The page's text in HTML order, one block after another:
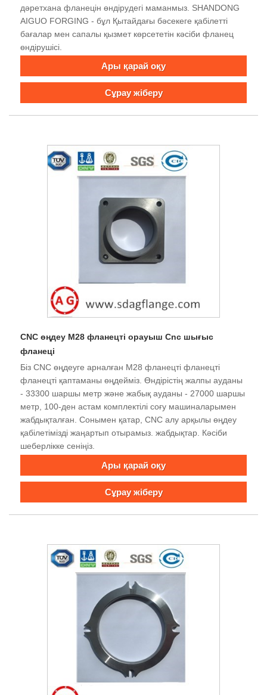
дәретхана фланецін өндірудегі маманмыз. SHANDONG
AIGUO FORGING - бұл Қытайдағы бәсекеге қабілетті
бағалар мен сапалы қызмет көрсететін кәсіби фланец
өндірушісі.
Ары қарай оқу
Сұрау жіберу
CNC өңдеу M28 фланецті орауыш Cnc шығыс
фланеці
Біз CNC өңдеуге арналған M28 фланецті фланецті
фланецті қаптаманы өңдейміз. Өндірістің жалпы ауданы
- 33300 шаршы метр және жабық ауданы - 27000 шаршы
метр, 100-ден астам комплектілі соғу машиналарымен
жабдықталған. Сонымен қатар, CNC алу арқылы өңдеу
қабілетімізді жаңартып отырамыз. жабдықтар. Кәсіби
шеберлікке сеніңіз.
Ары қарай оқу
Сұрау жіберу